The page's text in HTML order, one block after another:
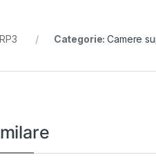
RP3 Categorie:Camere